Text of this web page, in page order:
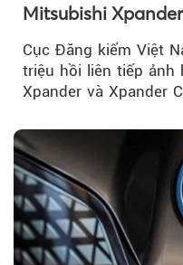
Mitsubishi
Cục Đăng kiểm Việt
triệu hồi liên tiếp ảnh
Xpander và Xpander